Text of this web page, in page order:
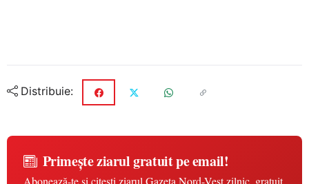
Distribuie:
Primește ziarul gratuit pe email!
Abonează-te și citești ziarul Gazeta Nord-Vest zilnic, gratuit.